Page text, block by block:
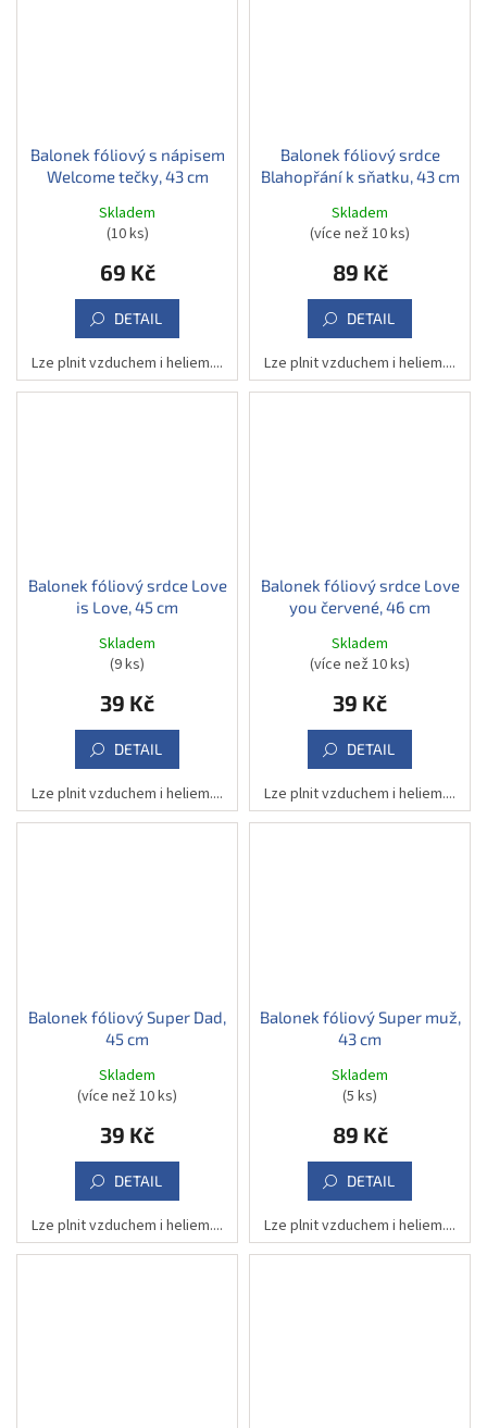
Balonek fóliový s nápisem
Welcome tečky, 43 cm
Skladem
(10 ks)
69 Kč
DETAIL
Lze plnit vzduchem i heliem....
Balonek fóliový srdce
Blahopřání k sňatku, 43 cm
Skladem
(více než 10 ks)
89 Kč
DETAIL
Lze plnit vzduchem i heliem....
Balonek fóliový srdce Love
is Love, 45 cm
Skladem
(9 ks)
39 Kč
DETAIL
Lze plnit vzduchem i heliem....
Balonek fóliový srdce Love
you červené, 46 cm
Skladem
(více než 10 ks)
39 Kč
DETAIL
Lze plnit vzduchem i heliem....
Balonek fóliový Super Dad,
45 cm
Skladem
(více než 10 ks)
39 Kč
DETAIL
Lze plnit vzduchem i heliem....
Balonek fóliový Super muž,
43 cm
Skladem
(5 ks)
89 Kč
DETAIL
Lze plnit vzduchem i heliem....